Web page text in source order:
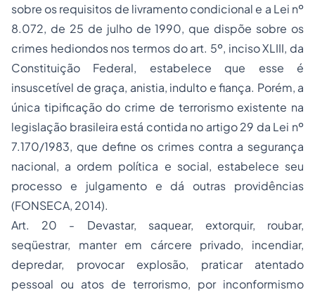
sobre os requisitos de livramento condicional e a Lei nº
8.072, de 25 de julho de 1990, que dispõe sobre os
crimes hediondos nos termos do art. 5º, inciso XLIII, da
Constituição Federal, estabelece que esse é
insuscetível de graça, anistia, indulto e fiança. Porém, a
única tipificação do crime de terrorismo existente na
legislação brasileira está contida no artigo 29 da Lei nº
7.170/1983, que define os crimes contra a segurança
nacional, a ordem política e social, estabelece seu
processo e julgamento e dá outras providências
(FONSECA, 2014).
Art. 20 - Devastar, saquear, extorquir, roubar,
seqüestrar, manter em cárcere privado, incendiar,
depredar, provocar explosão, praticar atentado
pessoal ou atos de terrorismo, por inconformismo